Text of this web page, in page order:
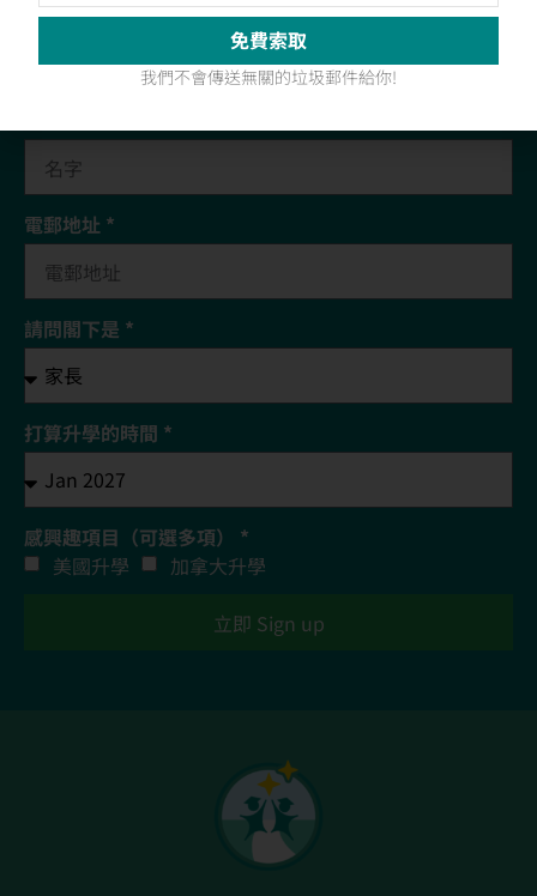
為你帶來最新的升學資訊及優惠
訂閱即送您免費升學攻略​
電郵地址 *
請問閣下是 *
打算升學的時間 *
感興趣項目（可選多項） *
美國升學
加拿大升學
立即 Sign up
免費索取
我們不會傳送無關的垃圾郵件給你!